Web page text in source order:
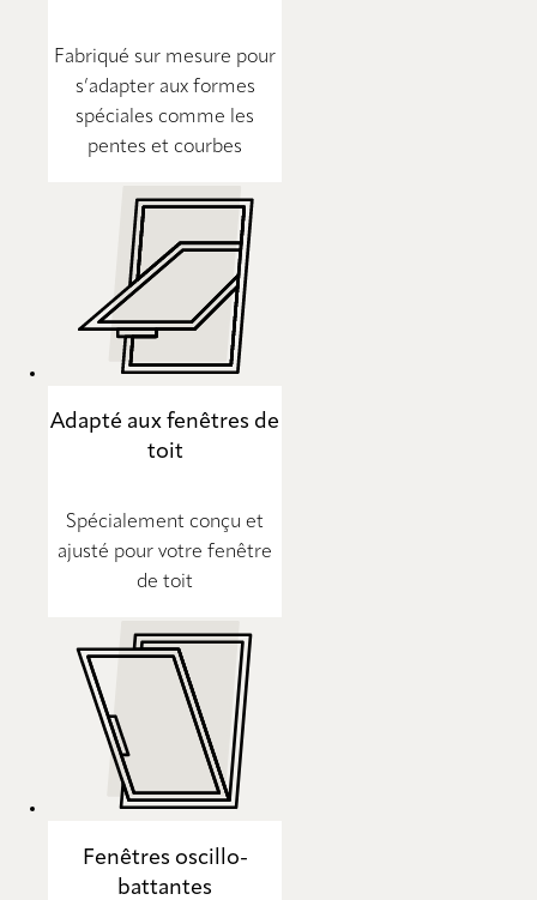
Fabriqué sur mesure pour
s’adapter aux formes
spéciales comme les
pentes et courbes
Adapté aux fenêtres de
toit
Spécialement conçu et
ajusté pour votre fenêtre
de toit
Fenêtres oscillo-
battantes